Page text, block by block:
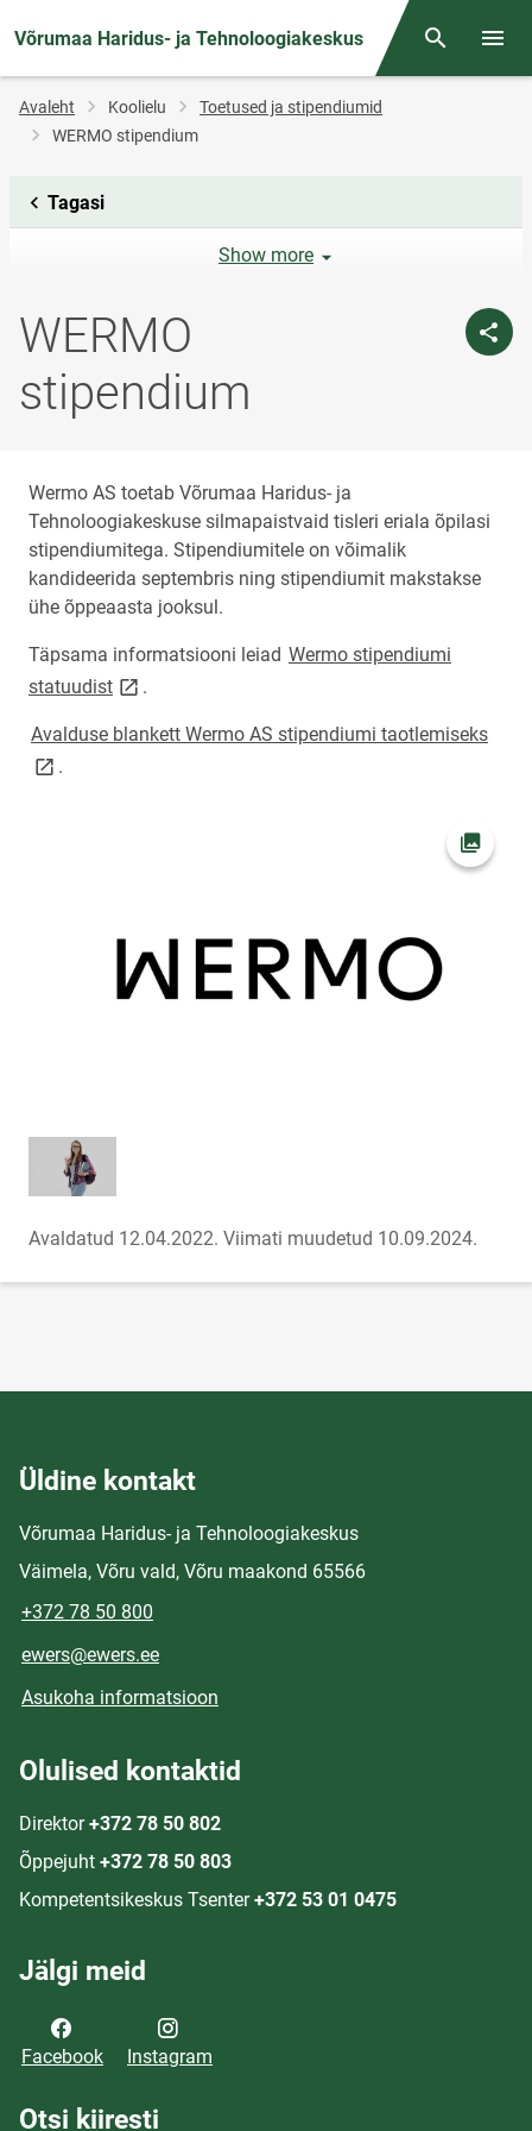
Võrumaa Haridus- ja Tehnoloogiakeskus Otsing
Jälglink
Avaleht Koolielu
Toetused ja stipendiumid
WERMO stipendium
WERMO
stipendium
Tagasi
Show more
Wermo AS toetab Võrumaa Haridus- ja
Tehnoloogiakeskuse silmapaistvaid tisleri eriala õpilasi
stipendiumitega. Stipendiumitele on võimalik
kandideerida septembris ning stipendiumit makstakse
ühe õppeaasta jooksul.
Täpsama informatsiooni leiad Wermo stipendiumi
statuudistlink opens on new page
.
Avalduse blankett Wermo AS stipendiumi taotlemisekslink
.
Ava
Avaldatud 12.04.2022. Viimati muudetud 10.09.2024.
Üldine kontakt
Võrumaa Haridus- ja Tehnoloogiakeskus
Väimela, Võru vald, Võru maakond 65566
+372 78 50 800
ewers@ewers.ee
Asukoha informatsioon
Olulised kontaktid
Direktor +372 78 50 802
Õppejuht +372 78 50 803
Kompetentsikeskus Tsenter +372 53 01 0475
Jälgi meid
Facebook Instagram
Otsi kiiresti